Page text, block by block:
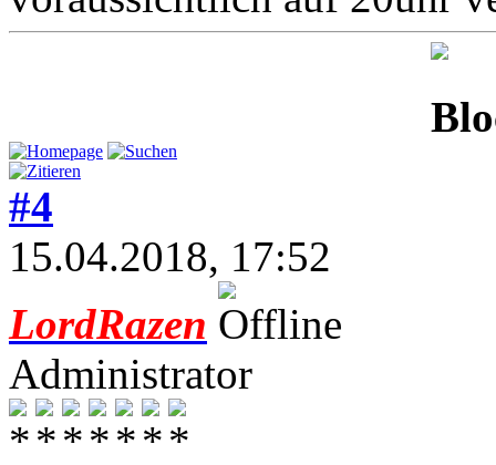
#4
15.04.2018, 17:52
LordRazen
Administrator